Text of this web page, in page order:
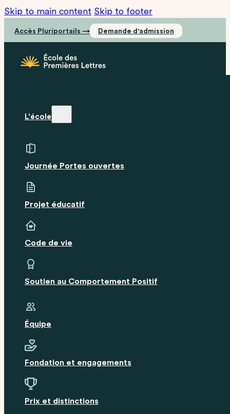
Skip to main content Skip to footer
Accès Pluriportails → Demande d'admission
L'école
Journée Portes ouvertes
Projet éducatif
Code de vie
Soutien au Comportement Positif
Équipe
Fondation et engagements
Prix et distinctions